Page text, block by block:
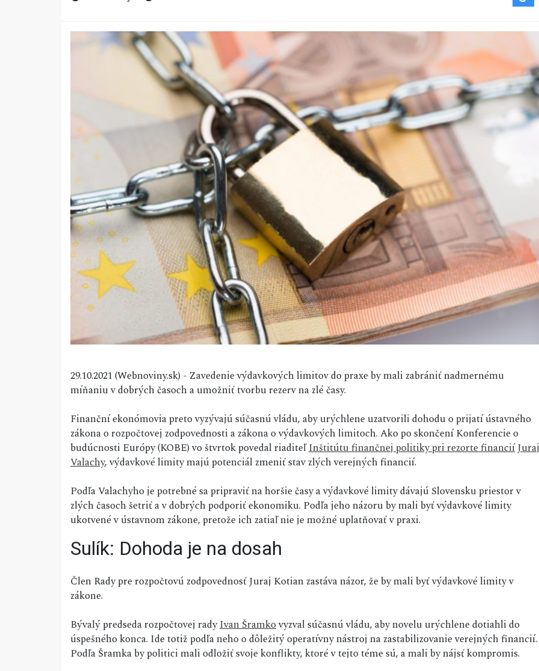
29.10.2021 (Webnoviny.sk) - Zavedenie výdavkových limitov do praxe by mali zabrániť nadmernému
míňaniu v dobrých časoch a umožniť tvorbu rezerv na zlé časy.
Finanční ekonómovia preto vyzývajú súčasnú vládu, aby urýchlene uzatvorili dohodu o prijatí ústavného
zákona o rozpočtovej zodpovednosti a zákona o výdavkových limitoch. Ako po skončení Konferencie o
budúcnosti Európy (KOBE) vo štvrtok povedal riaditeľInštitútu finančnej politiky pri rezorte financiíJuraj
Valachy, výdavkové limity majú potenciál zmeniť stav zlých verejných financií.
Podľa Valachyho je potrebné sa pripraviť na horšie časy a výdavkové limity dávajú Slovensku priestor v
zlých časoch šetriť a v dobrých podporiť ekonomiku. Podľa jeho názoru by mali byť výdavkové limity
ukotvené v ústavnom zákone, pretože ich zatiaľ nie je možné uplatňovať v praxi.
Sulík: Dohoda je na dosah
Člen Rady pre rozpočtovú zodpovednosť Juraj Kotian zastáva názor, že by mali byť výdavkové limity v
zákone.
Bývalý predseda rozpočtovej radyIvan Šramkovyzval súčasnú vládu, aby novelu urýchlene dotiahli do
úspešného konca. Ide totiž podľa neho o dôležitý operatívny nástroj na zastabilizovanie verejných financií.
Podľa Šramka by politici mali odložiť svoje konflikty, ktoré v tejto téme sú, a mali by nájsť kompromis.